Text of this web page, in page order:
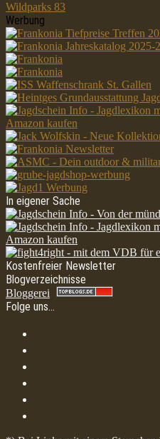
Wildparks 83
Werbung
In eigener Sache
Kostenfreier Newsletter
Blogverzeichnisse
Bloggerei
Folge uns…